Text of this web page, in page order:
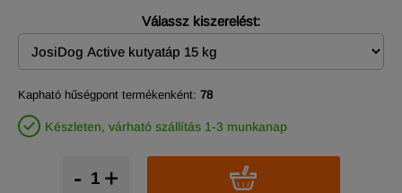
Válassz kiszerelést:
Kapható hűségpont termékenként: 78
Készleten, várható szállítás 1-3 munkanap
+
-